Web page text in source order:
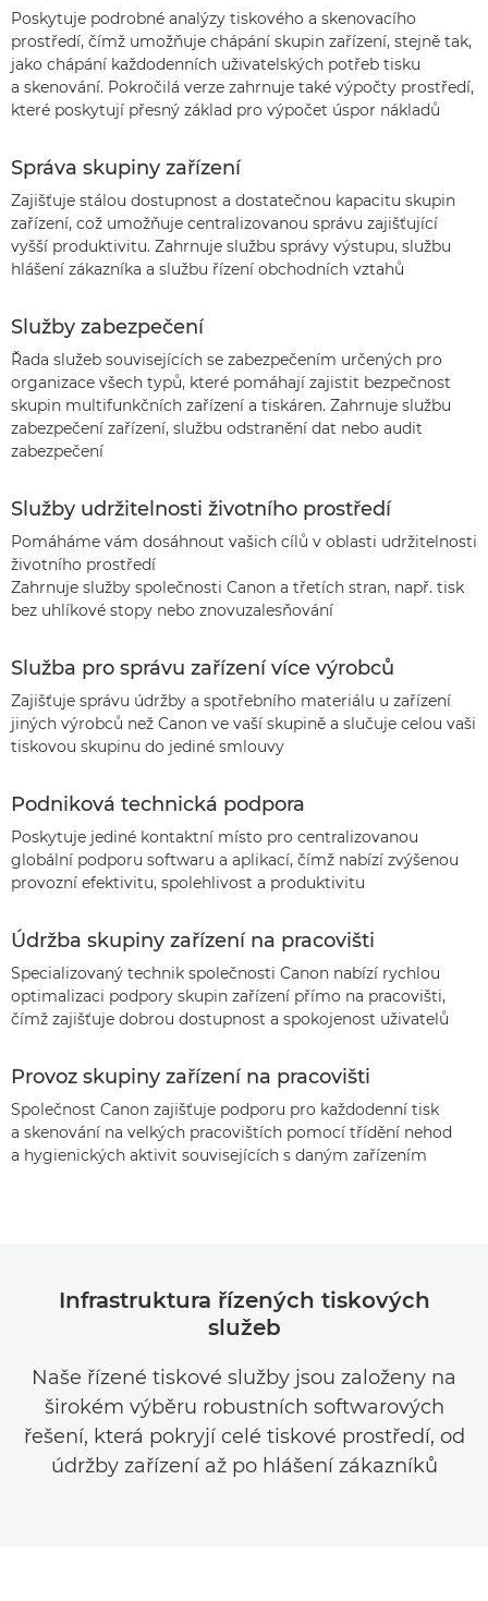
Poskytuje podrobné analýzy tiskového a skenovacího
prostředí, čímž umožňuje chápání skupin zařízení, stejně tak,
jako chápání každodenních uživatelských potřeb tisku
a skenování. Pokročilá verze zahrnuje také výpočty prostředí,
které poskytují přesný základ pro výpočet úspor nákladů
Správa skupiny zařízení
Zajišťuje stálou dostupnost a dostatečnou kapacitu skupin
zařízení, což umožňuje centralizovanou správu zajišťující
vyšší produktivitu. Zahrnuje službu správy výstupu, službu
hlášení zákazníka a službu řízení obchodních vztahů
Služby zabezpečení
Řada služeb souvisejících se zabezpečením určených pro
organizace všech typů, které pomáhají zajistit bezpečnost
skupin multifunkčních zařízení a tiskáren. Zahrnuje službu
zabezpečení zařízení, službu odstranění dat nebo audit
zabezpečení
Služby udržitelnosti životního prostředí
Pomáháme vám dosáhnout vašich cílů v oblasti udržitelnosti
životního prostředí
Zahrnuje služby společnosti Canon a třetích stran, např. tisk
bez uhlíkové stopy nebo znovuzalesňování
Služba pro správu zařízení více výrobců
Zajišťuje správu údržby a spotřebního materiálu u zařízení
jiných výrobců než Canon ve vaší skupině a slučuje celou vaši
tiskovou skupinu do jediné smlouvy
Podniková technická podpora
Poskytuje jediné kontaktní místo pro centralizovanou
globální podporu softwaru a aplikací, čímž nabízí zvýšenou
provozní efektivitu, spolehlivost a produktivitu
Údržba skupiny zařízení na pracovišti
Specializovaný technik společnosti Canon nabízí rychlou
optimalizaci podpory skupin zařízení přímo na pracovišti,
čímž zajišťuje dobrou dostupnost a spokojenost uživatelů
Provoz skupiny zařízení na pracovišti
Společnost Canon zajišťuje podporu pro každodenní tisk
a skenování na velkých pracovištích pomocí třídění nehod
a hygienických aktivit souvisejících s daným zařízením
Infrastruktura řízených tiskových
služeb
Naše řízené tiskové služby jsou založeny na
širokém výběru robustních softwarových
řešení, která pokryjí celé tiskové prostředí, od
údržby zařízení až po hlášení zákazníků